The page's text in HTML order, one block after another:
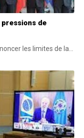
pressions de
les limites de la